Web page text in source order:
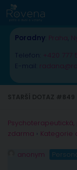
Skip to content
Poradny Praha
Telefon: +420 777
E-mail:
zdarma › Kategorie
anonym